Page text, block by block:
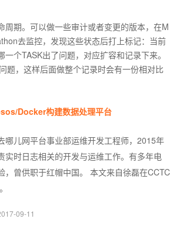
周期。可以做一些审计或者变更的版本，在M
去监控，发现这些状态后打上标记：当前
个TASK出了问题，对应扩容和记录下来。
题，这样后面做整个记录时会有一份相对比
Docker构建数据处理平台
哪儿网平台事业部运维开发工程师，2015年
实时日志相关的开发与运维工作。有多年电
，曾供职于红帽中国。 本文来自徐磊在CCTC
09-11